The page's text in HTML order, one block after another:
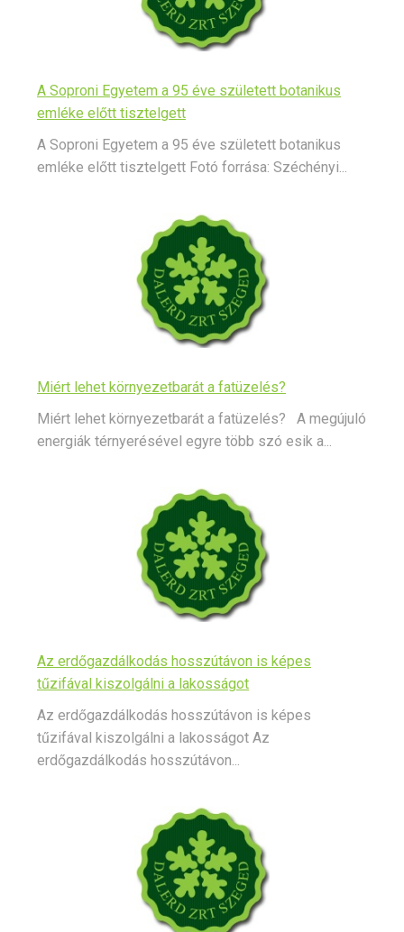
A Soproni Egyetem a 95 éve született botanikus
emléke előtt tisztelgett
A Soproni Egyetem a 95 éve született botanikus
emléke előtt tisztelgett Fotó forrása: Széchényi...
Miért lehet környezetbarát a fatüzelés?
Miért lehet környezetbarát a fatüzelés? A megújuló
energiák térnyerésével egyre több szó esik a...
Az erdőgazdálkodás hosszútávon is képes
tűzifával kiszolgálni a lakosságot
Az erdőgazdálkodás hosszútávon is képes
tűzifával kiszolgálni a lakosságot Az
erdőgazdálkodás hosszútávon...